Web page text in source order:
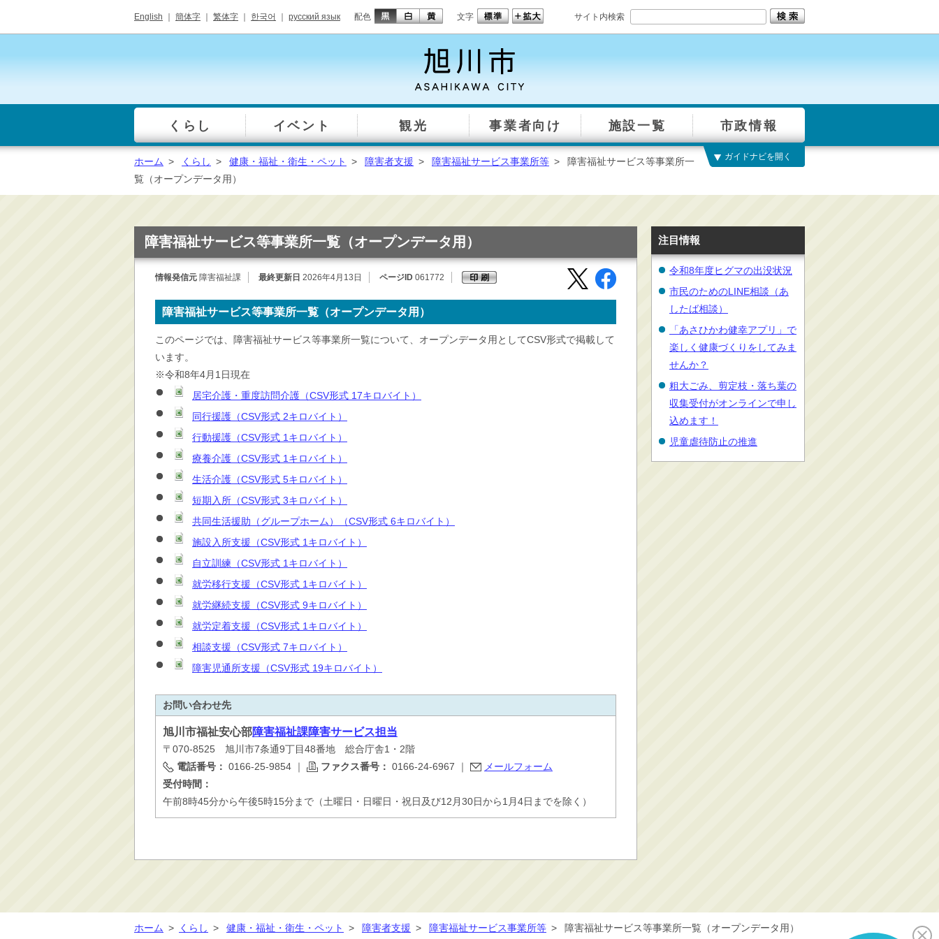
English 簡体字 繁体字 한국어 русский язык 配色 文字 サイト内検索
一覧
くらし イベント 観光 事業者向け 施設一覧 市政情報
総合窓口
手続き・届出（戸籍・
健康・福祉・衛生・ペ
ット
子育て・学校教育
境保全
学ぶ・文化・スポーツ
産業・しごと・消費生
移住情報
住宅・土地・都市計画
市民活動・参加・地域
水道・除雪・土木
公共交通・空港
市議会・選挙
ガイドナビを開く
ホーム > くらし > 健康・福祉・衛生・ペット > 障害者支援 > 障害福祉サービス事業所等 >
障害福祉サービス等事業所一
覧（オープンデータ用）
障害福祉サービス等事業所一覧（オープンデータ用）
情報発信元 障害福祉課 最終更新日 2026年4月13日 ページID 061772
障害福祉サービス等事業所一覧（オープンデータ用）
このページでは、障害福祉サービス等事業所一覧について、オープンデータ用としてCSV形式で掲載して
います。
※令和8年4月1日現在
居宅介護・重度訪問介護（CSV形式 17キロバイト）
同行援護（CSV形式 2キロバイト）
行動援護（CSV形式 1キロバイト）
療養介護（CSV形式 1キロバイト）
生活介護（CSV形式 5キロバイト）
短期入所（CSV形式 3キロバイト）
共同生活援助（グループホーム）（CSV形式 6キロバイト）
施設入所支援（CSV形式 1キロバイト）
自立訓練（CSV形式 1キロバイト）
就労移行支援（CSV形式 1キロバイト）
就労継続支援（CSV形式 9キロバイト）
就労定着支援（CSV形式 1キロバイト）
相談支援（CSV形式 7キロバイト）
障害児通所支援（CSV形式 19キロバイト）
お問い合わせ先
旭川市福祉安心部障害福祉課障害サービス担当
〒070-8525 旭川市7条通9丁目48番地 総合庁舎1・2階
電話番号： 0166-25-9854 ｜ ファクス番号： 0166-24-6967 ｜
メールフォーム
受付時間：
午前8時45分から午後5時15分まで（土曜日・日曜日・祝日及び12月30日から1月4日までを除く）
注目情報
令和8年度ヒグマの出没状況
市民のためのLINE相談（あ
したば相談）
「あさひかわ健幸アプリ」で
楽しく健康づくりをしてみま
せんか？
粗大ごみ、剪定枝・落ち葉の
収集受付がオンラインで申し
込めます！
児童虐待防止の推進
ホーム > くらし > 健康・福祉・衛生・ペット > 障害者支援 > 障害福祉サービス事業所等 > 障害福祉サービス等事業所一覧（オープンデータ用）